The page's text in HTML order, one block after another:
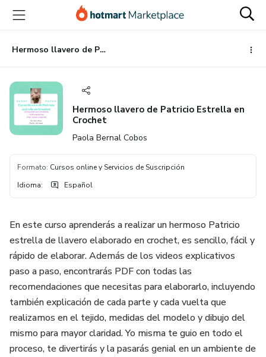
principal
página
de
página
Hermoso llavero de Patricio Estrella en Crochet
Hermoso llavero de Patricio Estrella en
Crochet
Paola Bernal Cobos
Formato: Cursos online y Servicios de Suscripción
Idioma: Español
En este curso aprenderás a realizar un hermoso Patricio
estrella de llavero elaborado en crochet, es sencillo, fácil y
rápido de elaborar. Además de los videos explicativos
paso a paso, encontrarás PDF con todas las
recomendaciones que necesitas para elaborarlo, incluyendo
también explicación de cada parte y cada vuelta que
realizamos en el tejido, medidas del modelo y dibujo del
mismo para mayor claridad. Yo misma te guio en todo el
proceso, te divertirás y la pasarás genial en un ambiente de